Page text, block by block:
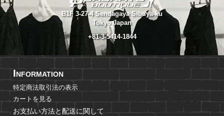
B1F 3-27-4 Sendagaya Sibuya-ku
Tokyo Japan
+81-3-5414-1844
INFORMATION
特定商法取引法の表示
カートを見る
お支払い方法と配送に関して